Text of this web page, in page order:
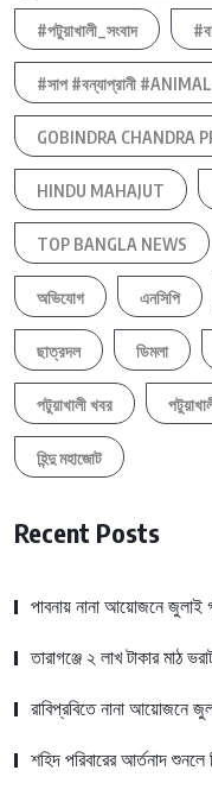
#পটুয়াখালী_সংবাদ
#সাপ #বন্যাপ্রানী
GOBINDRA CHANDRA
HINDU MAHAJUT
TOP BANGLA NEWS
অভিযোগ এনসিপি
ছাত্রদল ডিমলা
পটুয়াখালী খবর
হিন্দু মহাজোট
Recent Posts
পাবনায় নানা আয়োজনে
তারাগঞ্জে ২ লাখ টাকার মাঠ
রাবিপ্রবিতে নানা আয়োজনে
শহিদ পরিবারের আর্তনাদ